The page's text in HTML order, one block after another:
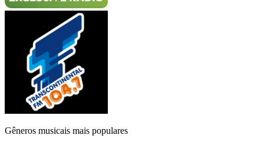
Gêneros musicais mais populares